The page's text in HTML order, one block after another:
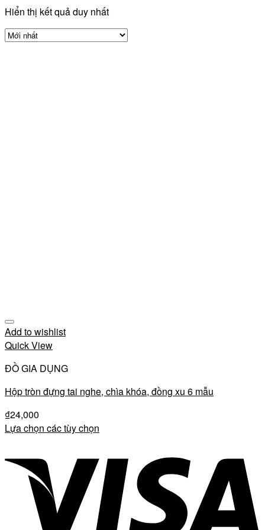
Hiển thị kết quả duy nhất
Add to wishlist
Quick View
ĐỒ GIA DỤNG
Hộp tròn đựng tai nghe, chìa khóa, đồng xu 6 mẫu
₫24,000
Lựa chọn các tùy chọn